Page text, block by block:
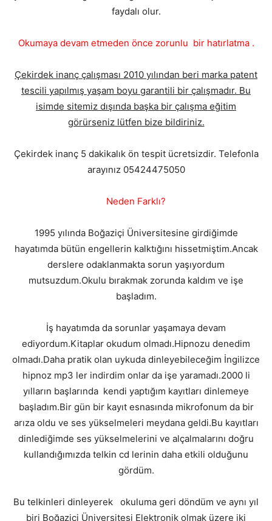
faydalı olur.
Okumaya devam etmeden önce zorunlu bir hatırlatma .
Çekirdek inanç çalışması 2010 yılından beri marka patent
tescili yapılmış yaşam boyu garantili bir çalışmadır. Bu
isimde sitemiz dışında başka bir çalışma eğitim
görürseniz lütfen bize bildiriniz.
Çekirdek inanç 5 dakikalık ön tespit ücretsizdir. Telefonla
arayınız 05424475050
Neden Farklı?
1995 yılında Boğaziçi Üniversitesine girdiğimde
hayatımda bütün engellerin kalktığını hissetmiştim.Ancak
derslere odaklanmakta sorun yaşıyordum
mutsuzdum.Okulu bırakmak zorunda kaldım ve işe
başladım.
İş hayatımda da sorunlar yaşamaya devam
ediyordum.Kitaplar okudum olmadı.Hipnozu denedim
olmadı.Daha pratik olan uykuda dinleyebileceğim İngilizce
hipnoz mp3 ler indirdim onlar da işe yaramadı.2000 li
yılların başlarında kendi yaptığım kayıtları dinlemeye
başladım.Bir gün bir kayıt esnasında mikrofonum da bir
arıza oldu ve ses yükselmeleri meydana geldi.Bu kayıtları
dinlediğimde ses yükselmelerini ve alçalmalarını doğru
kullandığımızda telkin cd lerinin daha etkili olduğunu
gördüm.
Bu telkinleri dinleyerek okuluma geri döndüm ve aynı yıl
biri Boğaziçi Üniversitesi Elektronik olmak üzere iki